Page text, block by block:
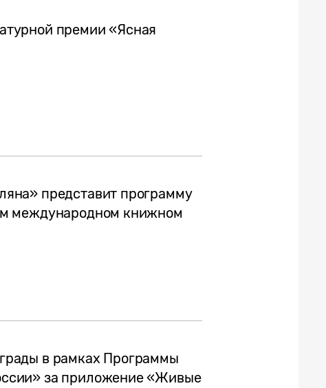
премии «Ясная
представит программу
международном книжном
в рамках Программы
за приложение «Живые